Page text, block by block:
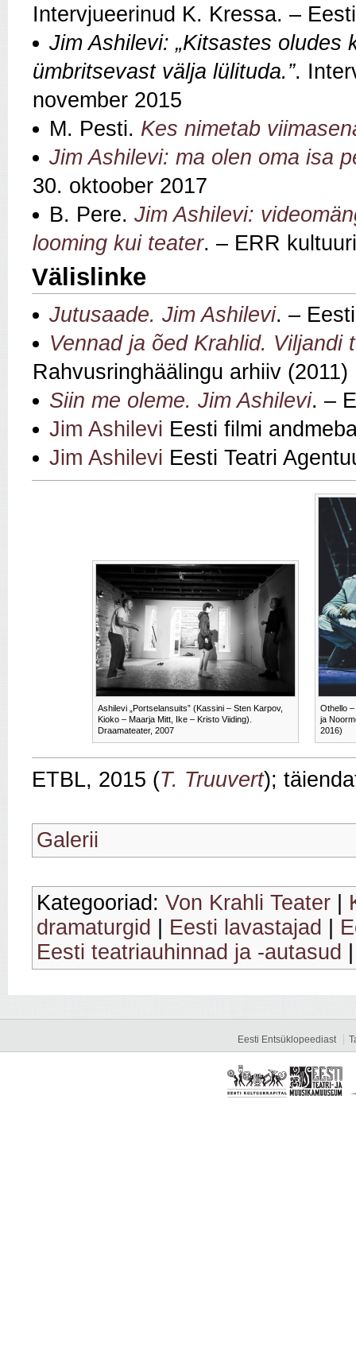
Intervjueerinud K. Kressa. –
Jim Ashilevi: „Kitsastes oludes
ümbritsevast välja lülituda.”.
november 2015
M. Pesti. Kes nimetab
Jim Ashilevi: ma olen oma isa
30. oktoober 2017
B. Pere. Jim Ashilevi:
looming kui teater. – ERR
Välislinke
Jutusaade. Jim Ashilevi. –
Vennad ja õed Krahlid. Viljandi
Rahvusringhäälingu arhiiv (2011)
Siin me oleme. Jim Ashilevi. –
Jim Ashilevi Eesti filmi
Jim Ashilevi Eesti Teatri
Ashilevi „Portselansuits” (Kassini – Sten Karpov,
Kioko – Maarja Mitt, Ike – Kristo Viiding).
Draamateater, 2007
Othello –
ja
2016)
ETBL, 2015 (T. Truuvert);
Galerii
Kategooriad: Von Krahli Teater
dramaturgid
Eesti lavastajad
Eesti teatriauhinnad ja -autasud
Eesti Entsüklopeediast